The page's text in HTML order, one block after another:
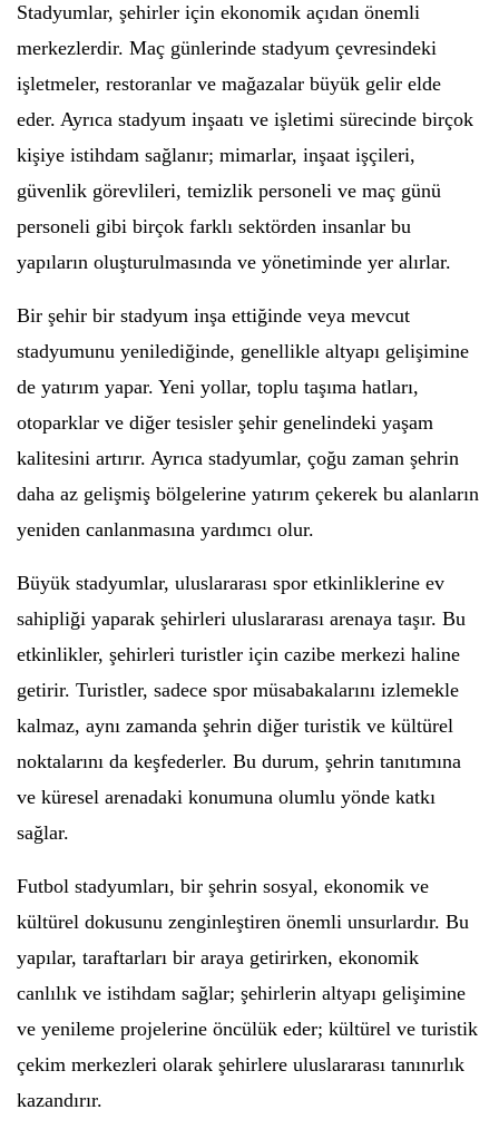
Stadyumlar, şehirler için ekonomik açıdan önemli
merkezlerdir. Maç günlerinde stadyum çevresindeki
işletmeler, restoranlar ve mağazalar büyük gelir elde
eder. Ayrıca stadyum inşaatı ve işletimi sürecinde birçok
kişiye istihdam sağlanır; mimarlar, inşaat işçileri,
güvenlik görevlileri, temizlik personeli ve maç günü
personeli gibi birçok farklı sektörden insanlar bu
yapıların oluşturulmasında ve yönetiminde yer alırlar.
Bir şehir bir stadyum inşa ettiğinde veya mevcut
stadyumunu yenilediğinde, genellikle altyapı gelişimine
de yatırım yapar. Yeni yollar, toplu taşıma hatları,
otoparklar ve diğer tesisler şehir genelindeki yaşam
kalitesini artırır. Ayrıca stadyumlar, çoğu zaman şehrin
daha az gelişmiş bölgelerine yatırım çekerek bu alanların
yeniden canlanmasına yardımcı olur.
Büyük stadyumlar, uluslararası spor etkinliklerine ev
sahipliği yaparak şehirleri uluslararası arenaya taşır. Bu
etkinlikler, şehirleri turistler için cazibe merkezi haline
getirir. Turistler, sadece spor müsabakalarını izlemekle
kalmaz, aynı zamanda şehrin diğer turistik ve kültürel
noktalarını da keşfederler. Bu durum, şehrin tanıtımına
ve küresel arenadaki konumuna olumlu yönde katkı
sağlar.
Futbol stadyumları, bir şehrin sosyal, ekonomik ve
kültürel dokusunu zenginleştiren önemli unsurlardır. Bu
yapılar, taraftarları bir araya getirirken, ekonomik
canlılık ve istihdam sağlar; şehirlerin altyapı gelişimine
ve yenileme projelerine öncülük eder; kültürel ve turistik
çekim merkezleri olarak şehirlere uluslararası tanınırlık
kazandırır.